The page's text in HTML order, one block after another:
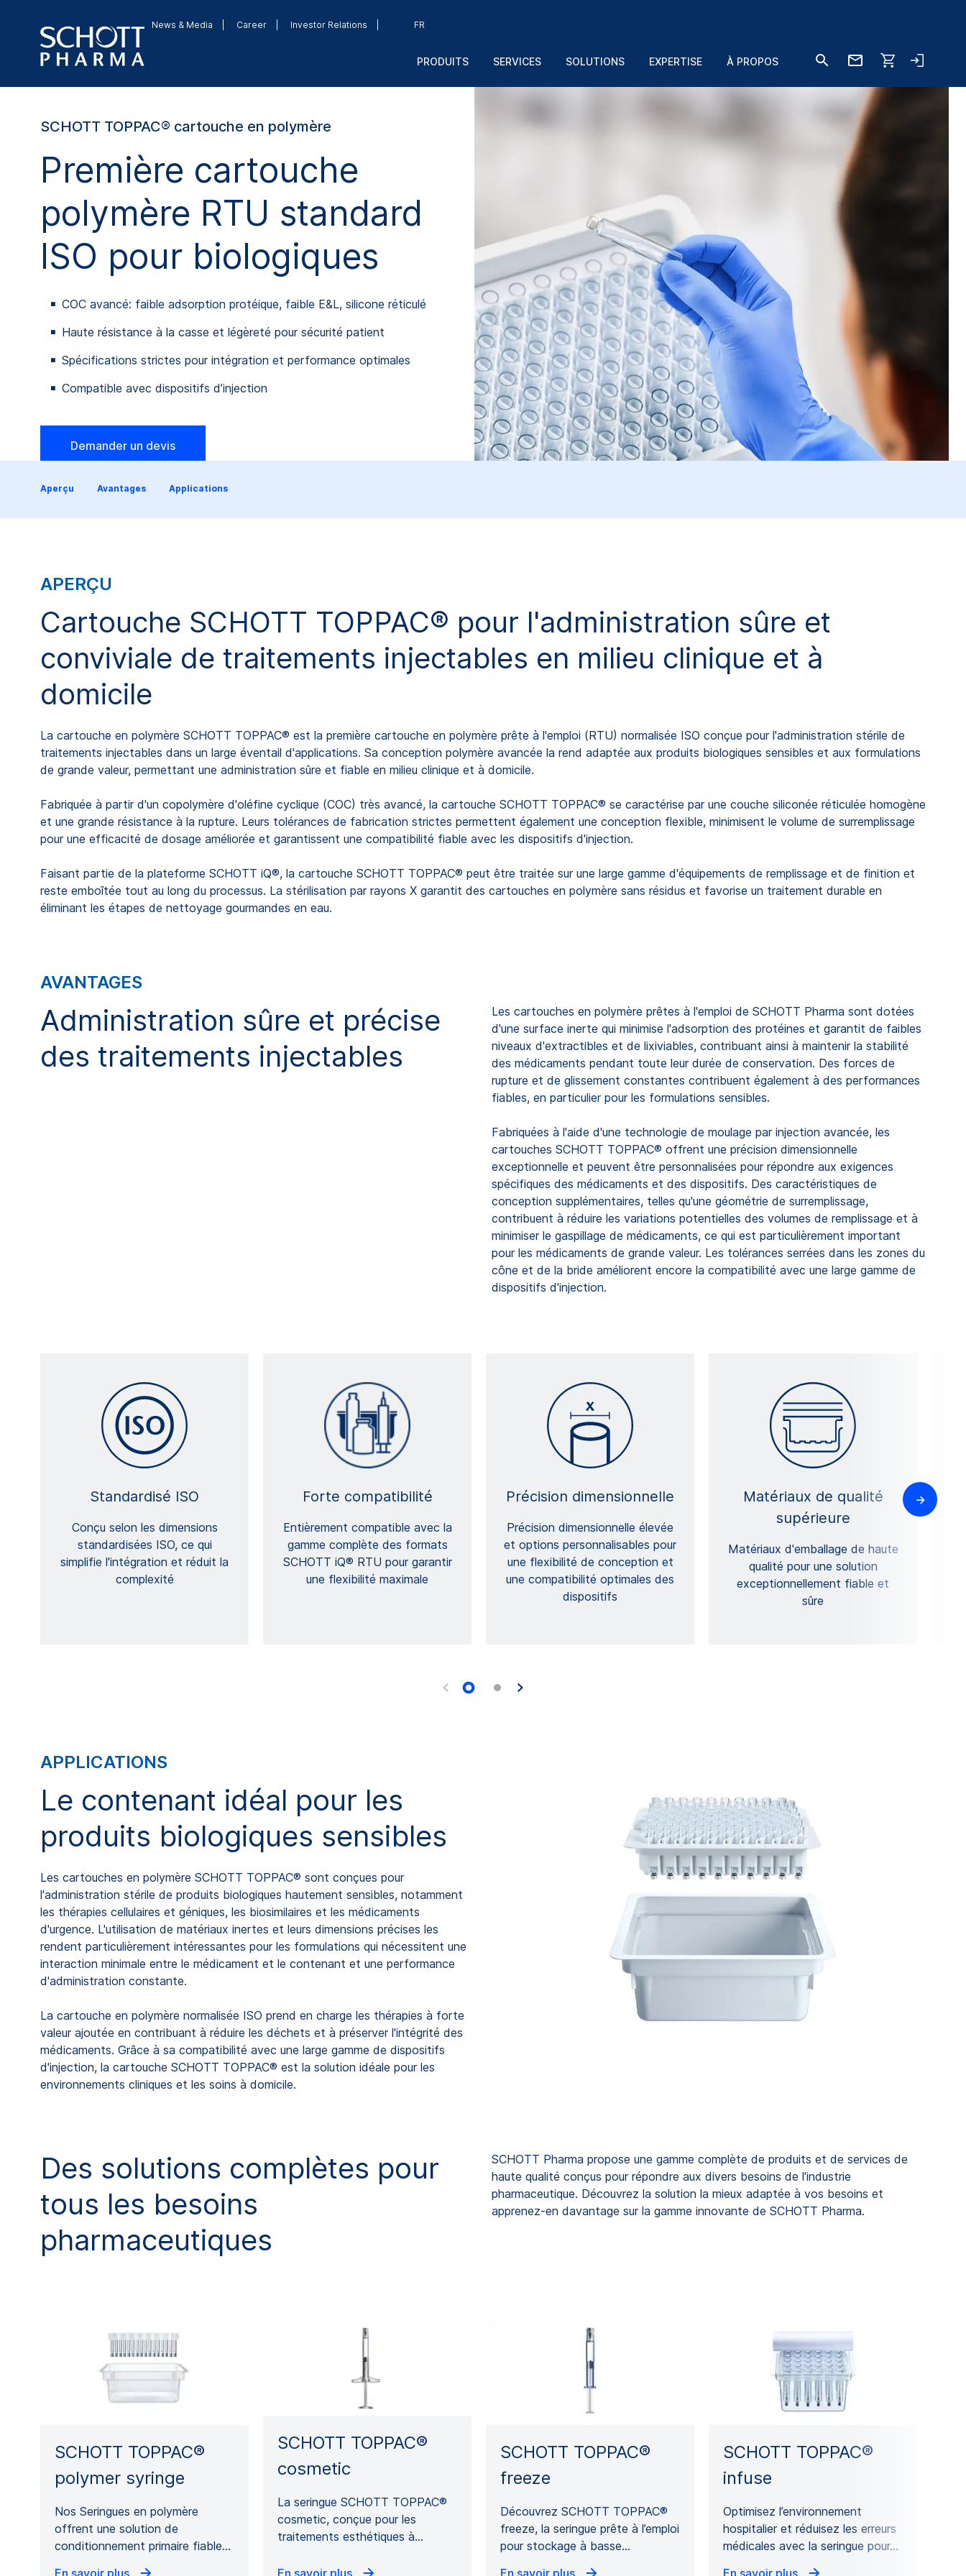
FR
News & Media Career Investor Relations
PRODUITS SERVICES SOLUTIONS EXPERTISE À PROPOS
SCHOTT TOPPAC® cartouche en polymère
Première cartouche
polymère RTU standard
ISO pour biologiques
COC avancé: faible adsorption protéique, faible E&L, silicone réticulé
Haute résistance à la casse et légèreté pour sécurité patient
Spécifications strictes pour intégration et performance optimales
Compatible avec dispositifs d’injection
Demander un devis
Aperçu Avantages Applications
APERÇU
Cartouche SCHOTT TOPPAC® pour l'administration sûre et
conviviale de traitements injectables en milieu clinique et à
domicile
La cartouche en polymère SCHOTT TOPPAC® est la première cartouche en polymère prête à l'emploi (RTU) normalisée ISO conçue pour l'administration stérile de
traitements injectables dans un large éventail d'applications. Sa conception polymère avancée la rend adaptée aux produits biologiques sensibles et aux formulations
de grande valeur, permettant une administration sûre et fiable en milieu clinique et à domicile.
Fabriquée à partir d'un copolymère d'oléfine cyclique (COC) très avancé, la cartouche SCHOTT TOPPAC® se caractérise par une couche siliconée réticulée homogène
et une grande résistance à la rupture. Leurs tolérances de fabrication strictes permettent également une conception flexible, minimisent le volume de surremplissage
pour une efficacité de dosage améliorée et garantissent une compatibilité fiable avec les dispositifs d'injection.
Faisant partie de la plateforme SCHOTT iQ®, la cartouche SCHOTT TOPPAC® peut être traitée sur une large gamme d'équipements de remplissage et de finition et
reste emboîtée tout au long du processus. La stérilisation par rayons X garantit des cartouches en polymère sans résidus et favorise un traitement durable en
éliminant les étapes de nettoyage gourmandes en eau.
AVANTAGES
Administration sûre et précise
des traitements injectables
Les cartouches en polymère prêtes à l'emploi de SCHOTT Pharma sont dotées
d'une surface inerte qui minimise l'adsorption des protéines et garantit de faibles
niveaux d'extractibles et de lixiviables, contribuant ainsi à maintenir la stabilité
des médicaments pendant toute leur durée de conservation. Des forces de
rupture et de glissement constantes contribuent également à des performances
fiables, en particulier pour les formulations sensibles.
Fabriquées à l'aide d'une technologie de moulage par injection avancée, les
cartouches SCHOTT TOPPAC® offrent une précision dimensionnelle
exceptionnelle et peuvent être personnalisées pour répondre aux exigences
spécifiques des médicaments et des dispositifs. Des caractéristiques de
conception supplémentaires, telles qu'une géométrie de surremplissage,
contribuent à réduire les variations potentielles des volumes de remplissage et à
minimiser le gaspillage de médicaments, ce qui est particulièrement important
pour les médicaments de grande valeur. Les tolérances serrées dans les zones du
cône et de la bride améliorent encore la compatibilité avec une large gamme de
dispositifs d'injection.
Standardisé ISO
Conçu selon les dimensions
standardisées ISO, ce qui
simplifie l'intégration et réduit la
complexité
Forte compatibilité
Entièrement compatible avec la
gamme complète des formats
SCHOTT iQ® RTU pour garantir
une flexibilité maximale
Précision dimensionnelle
Précision dimensionnelle élevée
et options personnalisables pour
une flexibilité de conception et
une compatibilité optimales des
dispositifs
Matériaux de qualité
supérieure
Matériaux d'emballage de haute
qualité pour une solution
exceptionnellement fiable et
sûre
APPLICATIONS
Le contenant idéal pour les
produits biologiques sensibles
Les cartouches en polymère SCHOTT TOPPAC® sont conçues pour
l'administration stérile de produits biologiques hautement sensibles, notamment
les thérapies cellulaires et géniques, les biosimilaires et les médicaments
d'urgence. L'utilisation de matériaux inertes et leurs dimensions précises les
rendent particulièrement intéressantes pour les formulations qui nécessitent une
interaction minimale entre le médicament et le contenant et une performance
d'administration constante.
La cartouche en polymère normalisée ISO prend en charge les thérapies à forte
valeur ajoutée en contribuant à réduire les déchets et à préserver l'intégrité des
médicaments. Grâce à sa compatibilité avec une large gamme de dispositifs
d'injection, la cartouche SCHOTT TOPPAC® est la solution idéale pour les
environnements cliniques et les soins à domicile.
Des solutions complètes pour
tous les besoins
pharmaceutiques
SCHOTT Pharma propose une gamme complète de produits et de services de
haute qualité conçus pour répondre aux divers besoins de l'industrie
pharmaceutique. Découvrez la solution la mieux adaptée à vos besoins et
apprenez-en davantage sur la gamme innovante de SCHOTT Pharma.
SCHOTT TOPPAC®
polymer syringe
Nos Seringues en polymère
offrent une solution de
conditionnement primaire fiable…
SCHOTT TOPPAC®
cosmetic
La seringue SCHOTT TOPPAC®
cosmetic, conçue pour les
traitements esthétiques à…
SCHOTT TOPPAC®
freeze
Découvrez SCHOTT TOPPAC®
freeze, la seringue prête à l’emploi
pour stockage à basse…
SCHOTT TOPPAC®
infuse
Optimisez l’environnement
hospitalier et réduisez les erreurs
médicales avec la seringue pour…